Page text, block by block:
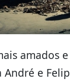
amados
e